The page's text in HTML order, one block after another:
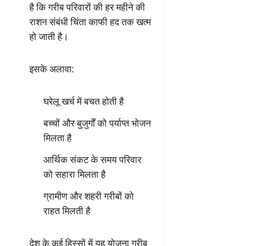
है कि गरीब परिवारों की हर महीने की
राशन संबंधी चिंता काफी हद तक खत्म
हो जाती है।
इसके अलावा:
घरेलू खर्च में बचत होती है
बच्चों और बुजुर्गों को पर्याप्त भोजन
मिलता है
आर्थिक संकट के समय परिवार
को सहारा मिलता है
ग्रामीण और शहरी गरीबों को
राहत मिलती है
देश के कई हिस्सों में यह योजना गरीब